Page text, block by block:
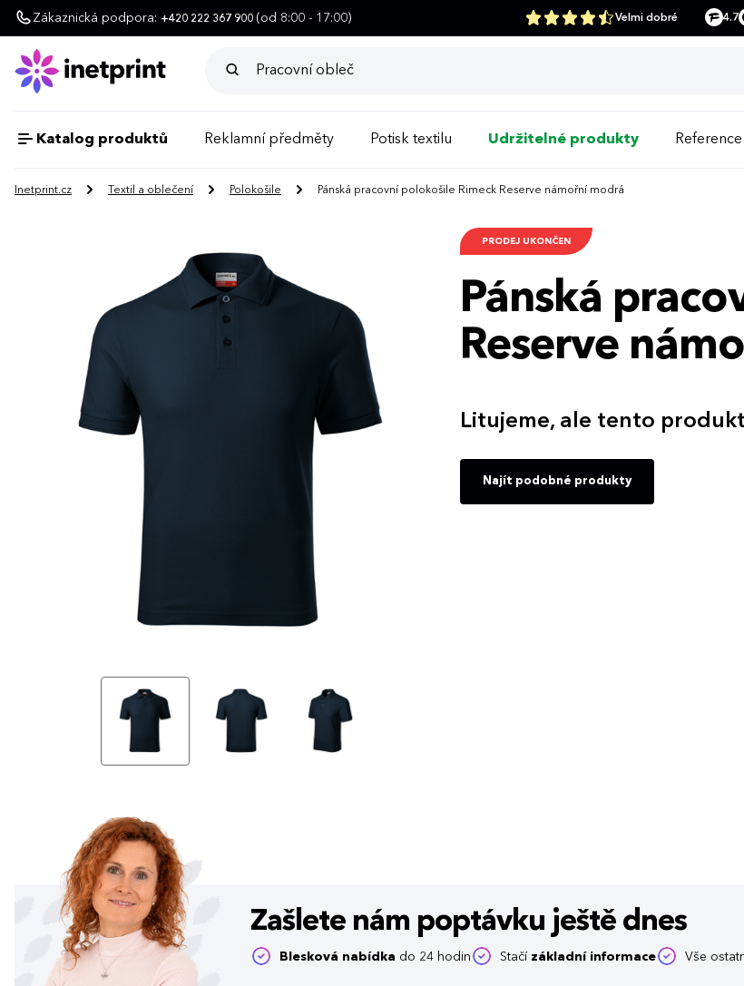
Zákaznická podpora: +420 222 367 900 (od 8:00 - 17:00) Velmi dobré 4.7
Katalog produktů Reklamní předměty Potisk textilu Udržitelné produkty Reference
Inetprint.cz Textil a oblečení Polokošile Pánská pracovní polokošile Rimeck Reserve námořní modrá
PRODEJ UKONČEN
Pánská
Reserve
Litujeme, ale tento
Najít podobné produkty
Zašlete nám poptávku ještě dnes
Blesková nabídka do 24 hodin Stačí základní informace Vše